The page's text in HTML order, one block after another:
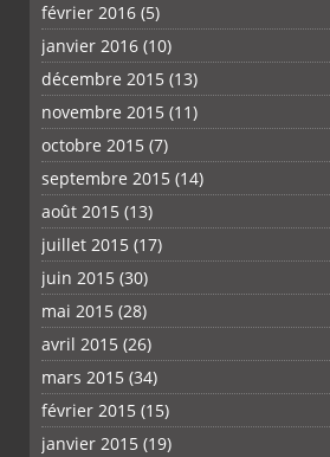
février 2016 (5)
janvier 2016 (10)
décembre 2015 (13)
novembre 2015 (11)
octobre 2015 (7)
septembre 2015 (14)
août 2015 (13)
juillet 2015 (17)
juin 2015 (30)
mai 2015 (28)
avril 2015 (26)
mars 2015 (34)
février 2015 (15)
janvier 2015 (19)